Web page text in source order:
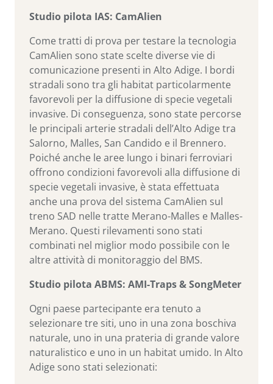
Studio pilota IAS: CamAlien
Come tratti di prova per testare la tecnologia
CamAlien sono state scelte diverse vie di
comunicazione presenti in Alto Adige. I bordi
stradali sono tra gli habitat particolarmente
favorevoli per la diffusione di specie vegetali
invasive. Di conseguenza, sono state percorse
le principali arterie stradali dell’Alto Adige tra
Salorno, Malles, San Candido e il Brennero.
Poiché anche le aree lungo i binari ferroviari
offrono condizioni favorevoli alla diffusione di
specie vegetali invasive, è stata effettuata
anche una prova del sistema CamAlien sul
treno SAD nelle tratte Merano-Malles e Malles-
Merano. Questi rilevamenti sono stati
combinati nel miglior modo possibile con le
altre attività di monitoraggio del BMS.
Studio pilota ABMS: AMI-Traps & SongMeter
Ogni paese partecipante era tenuto a
selezionare tre siti, uno in una zona boschiva
naturale, uno in una prateria di grande valore
naturalistico e uno in un habitat umido. In Alto
Adige sono stati selezionati: